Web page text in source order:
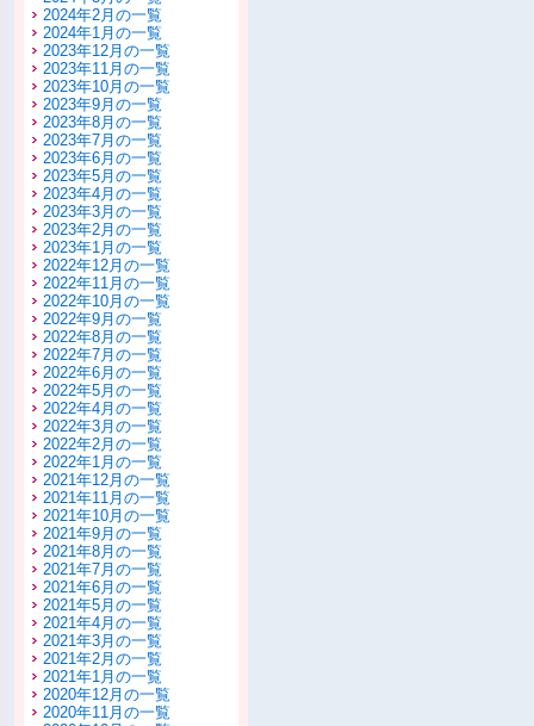
2024年2月の一覧
2024年1月の一覧
2023年12月の一覧
2023年11月の一覧
2023年10月の一覧
2023年9月の一覧
2023年8月の一覧
2023年7月の一覧
2023年6月の一覧
2023年5月の一覧
2023年4月の一覧
2023年3月の一覧
2023年2月の一覧
2023年1月の一覧
2022年12月の一覧
2022年11月の一覧
2022年10月の一覧
2022年9月の一覧
2022年8月の一覧
2022年7月の一覧
2022年6月の一覧
2022年5月の一覧
2022年4月の一覧
2022年3月の一覧
2022年2月の一覧
2022年1月の一覧
2021年12月の一覧
2021年11月の一覧
2021年10月の一覧
2021年9月の一覧
2021年8月の一覧
2021年7月の一覧
2021年6月の一覧
2021年5月の一覧
2021年4月の一覧
2021年3月の一覧
2021年2月の一覧
2021年1月の一覧
2020年12月の一覧
2020年11月の一覧